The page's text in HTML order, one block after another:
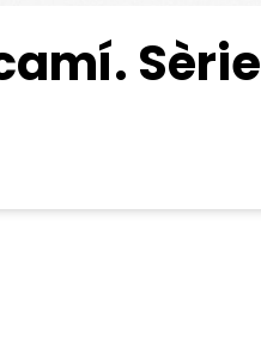
Sèrie